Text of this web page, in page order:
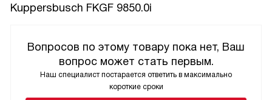
Kuppersbusch FKGF 9850.0i
Вопросов по этому товару пока нет, Ваш
вопрос может стать первым.
Наш специалист постарается ответить в максимально
короткие сроки